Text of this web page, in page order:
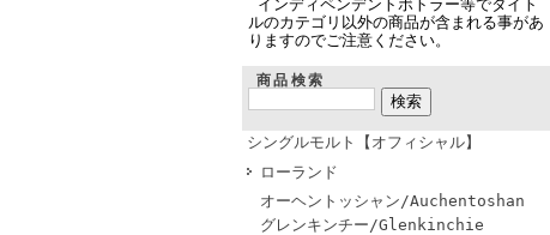
インディペンデントボトラー等でタイト
ルのカテゴリ以外の商品が含まれる事があ
りますのでご注意ください。
商品検索
シングルモルト【オフィシャル】
ローランド
オーヘントッシャン/Auchentoshan
グレンキンチー/Glenkinchie